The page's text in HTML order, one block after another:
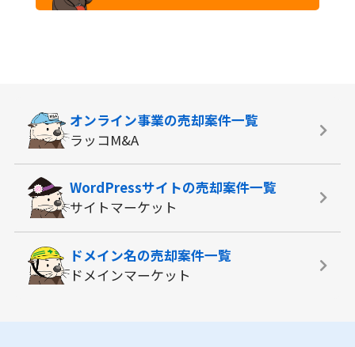
オンライン事業の売却案件一覧
ラッコM&A
WordPressサイトの売却案件一覧
サイトマーケット
ドメイン名の売却案件一覧
ドメインマーケット